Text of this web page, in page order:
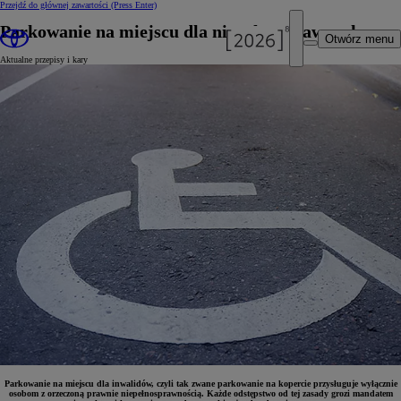
Przejdź do głównej zawartości (Press Enter)
Otwórz menu
Parkowanie na miejscu dla niepełnosprawnych
Aktualne przepisy i kary
Parkowanie na miejscu dla inwalidów, czyli tak zwane parkowanie na kopercie przysługuje wyłącznie
osobom z orzeczoną prawnie niepełnosprawnością. Każde odstępstwo od tej zasady grozi mandatem